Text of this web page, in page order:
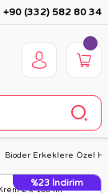
+90 (332) 582 80 34
Bioder Erkeklere Özel
%23 İndirim